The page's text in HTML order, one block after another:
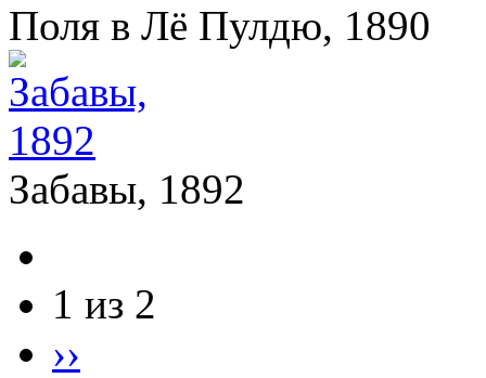
Поля в Лё Пулдю, 1890
Забавы, 1892
1 из 2
››